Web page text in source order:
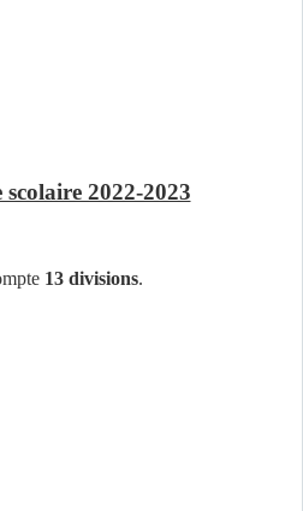
2022-2023
13 divisions.